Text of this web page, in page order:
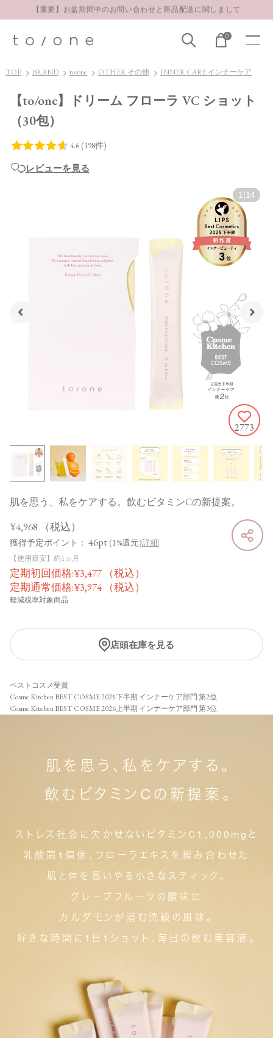
【重要】お盆期間中のお問い合わせと商品配送に関しまして
LINE お友達登録 500円OFFクーポンプレゼント
0
TOP BRAND to/one OTHER その他 INNER CARE インナーケア
【to/one】ドリーム フローラ VC ショット
（30包）
レビューを見る
1 14
2773
肌を思う、私をケアする。飲むビタミンCの新提案。
¥4,968 （税込）
獲得予定ポイント： 46pt (1%還元)詳細
【使用目安】約1ヵ月
定期初回価格:¥3,477（税込）
定期通常価格:¥3,974（税込）
軽減税率対象商品
店頭在庫を見る
ベストコスメ受賞
Cosme Kitchen BEST COSME 2025下半期 インナーケア部門 第2位
Cosme Kitchen BEST COSME 2026上半期 インナーケア部門 第3位
肌を思う、私をケアする。
飲むビタミンCの新提案。
ストレス社会に欠かせないビタミンC1,000mgと
乳酸菌1億個、フローラエキスを組み合わせた
肌と体を思いやる小さなスティック。
グレープフルーツの酸味に
カルダモンが潜む洗練の風味。
好きな時間に1日1ショット、毎日の飲む美容液。